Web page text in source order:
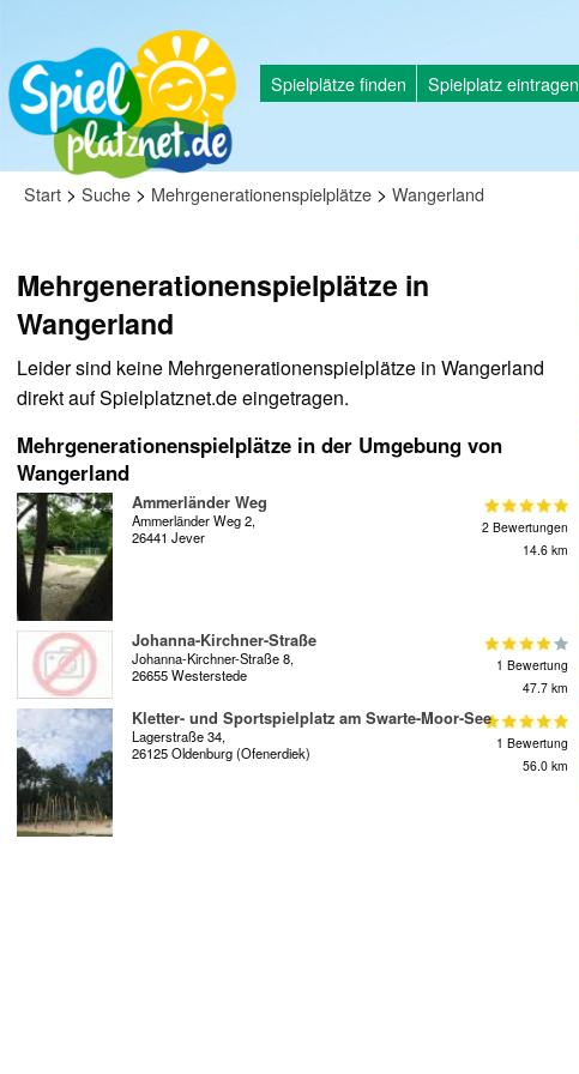
Spielplätze finden Spielplatz eintragen
Start > Suche > Mehrgenerationenspielplätze > Wangerland
Mehrgenerationenspielplätze in
Wangerland
Leider sind keine Mehrgenerationenspielplätze in Wangerland
direkt auf Spielplatznet.de eingetragen.
Mehrgenerationenspielplätze in der Umgebung von
Wangerland
Ammerländer Weg
Ammerländer Weg 2,
26441 Jever
2 Bewertungen
14.6 km
Johanna-Kirchner-Straße
Johanna-Kirchner-Straße 8,
26655 Westerstede
1 Bewertung
47.7 km
Kletter- und Sportspielplatz am Swarte-Moor-See
Lagerstraße 34,
26125 Oldenburg (Ofenerdiek)
1 Bewertung
56.0 km